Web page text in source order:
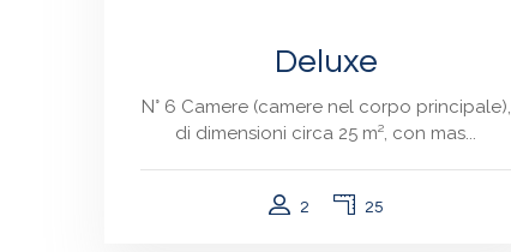
Deluxe
N° 6 Camere (camere nel corpo principale),
di dimensioni circa 25 m², con mas...
2 25